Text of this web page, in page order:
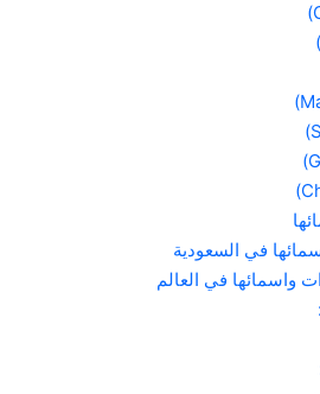
في السعودية
واسمائها في العالم